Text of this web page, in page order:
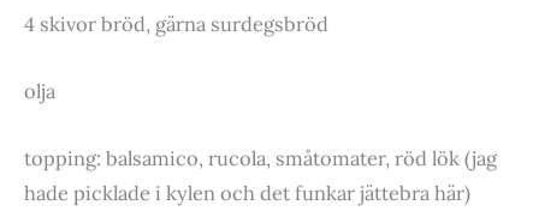
4 skivor bröd, gärna surdegsbröd
olja
topping: balsamico, rucola, småtomater, röd lök (jag
hade picklade i kylen och det funkar jättebra här)